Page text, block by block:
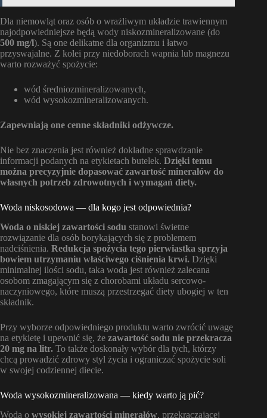
Dla niemowląt oraz osób o wrażliwym układzie trawiennym
najodpowiedniejsze będą wody niskozmineralizowane (do
500 mg/l). Są one delikatne dla organizmu i łatwo
przyswajalne. Z kolei przy niedoborach wapnia lub magnezu
warto rozważyć spożycie:
wód średniozmineralizowanych,
wód wysokozmineralizowanych.
Zapewniają one cenne składniki odżywcze.
Nie bez znaczenia jest również dokładne sprawdzanie
informacji podanych na etykietach butelek. Dzięki temu
można precyzyjnie dopasować zawartość minerałów do
własnych potrzeb zdrowotnych i wymagań diety.
Woda niskosodowa — dla kogo jest odpowiednia?
Woda o niskiej zawartości sodu stanowi świetne
rozwiązanie dla osób borykających się z problemem
nadciśnienia. Redukcja spożycia tego pierwiastka sprzyja
bowiem utrzymaniu właściwego ciśnienia krwi. Dzięki
minimalnej ilości sodu, taka woda jest również zalecana
osobom zmagającym się z chorobami układu sercowo-
naczyniowego, które muszą przestrzegać diety ubogiej w ten
składnik.
Przy wyborze odpowiedniego produktu warto zwrócić uwagę
na etykietę i upewnić się, że zawartość sodu nie przekracza
20 mg na litr. To także doskonały wybór dla tych, którzy
chcą prowadzić zdrowy styl życia i ograniczać spożycie soli
w swojej codziennej diecie.
Woda wysokozmineralizowana — kiedy warto ją pić?
Woda o wysokiej zawartości minerałów, przekraczającej